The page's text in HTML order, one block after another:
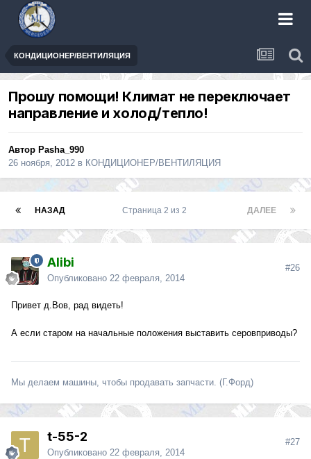
КОНДИЦИОНЕР/ВЕНТИЛЯЦИЯ
Прошу помощи! Климат не переключает
направление и холод/тепло!
Автор Pasha_990
26 ноября, 2012 в КОНДИЦИОНЕР/ВЕНТИЛЯЦИЯ
НАЗАД ДАЛЕЕ
Страница 2 из 2
Alibi
Опубликовано 22 февраля, 2014
#26
Привет д.Вов, рад видеть!
А если старом на начальные положения выставить серовприводы?
Мы делаем машины, чтобы продавать запчасти. (Г.Форд)
t-55-2
Опубликовано 22 февраля, 2014
#27